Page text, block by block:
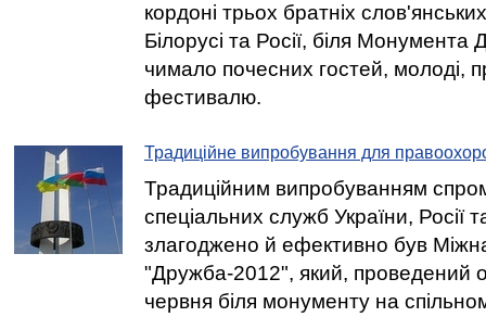
кордоні трьох братніх
Білорусі та Росії, біля Монумента
чимало почесних гостей, молоді,
фестивалю.
Традиційне випробування для
Традиційним випробуванням
спеціальних служб України, Росії
злагоджено й ефективно був
"Дружба-2012", який, проведений
червня біля монументу на